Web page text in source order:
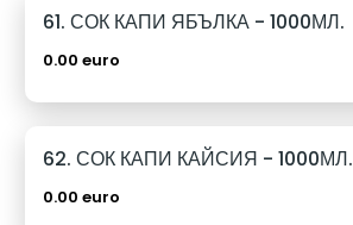
61. СОК КАПИ ЯБЪЛКА - 1000МЛ.
0.00 euro
62. СОК КАПИ КАЙСИЯ - 1000МЛ.
0.00 euro